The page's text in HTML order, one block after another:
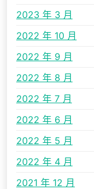
2023 年 3 月
2022 年 10 月
2022 年 9 月
2022 年 8 月
2022 年 7 月
2022 年 6 月
2022 年 5 月
2022 年 4 月
2021 年 12 月